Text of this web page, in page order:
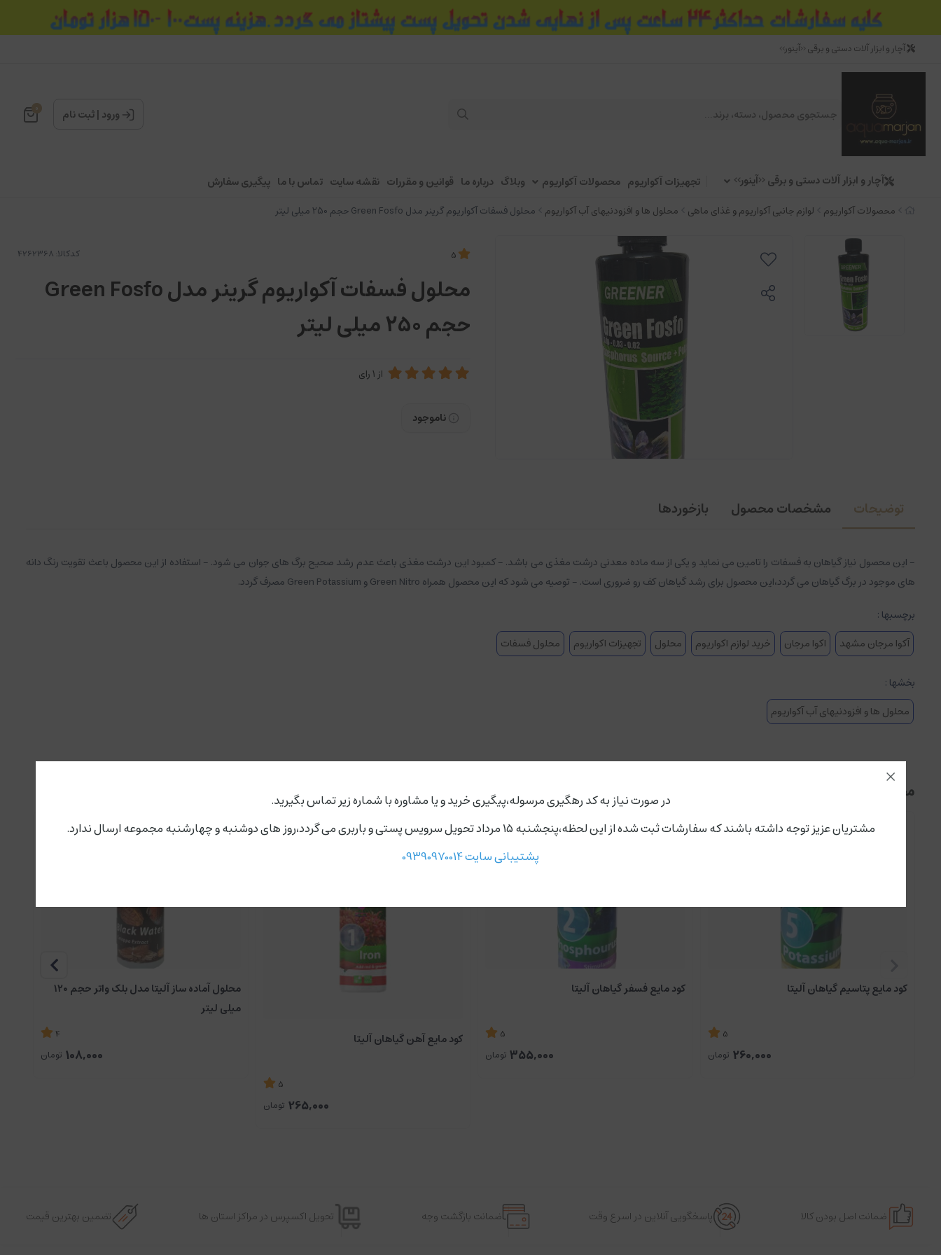
آچار و ابزار آلات دستی و برقی <<آینور>>
ورود |ثبت نام 0
آچار و ابزار آلات دستی و برقی <<آینور>> تجهیزات آکواریوم محصولات آکواریوم وبلاگ درباره ما قوانین و مقررات نقشه سایت تماس با ما پیگیری سفارش
محصولات آکواریوم لوازم جانبی آکواریوم و غذای ماهی محلول ها و افزودنیهای آب آکواریوم محلول فسفات آکواریوم گرینر مدل Green Fosfo حجم 250 میلی لیتر
کدکالا:
محلول فسفات آکواریوم گرینر مدل Green Fosfo
حجم 250 میلی لیتر
از1رای
ناموجود
توضیحات مشخصات محصول بازخوردها
- این محصول نیاز گیاهان به فسفات را تامین می نماید و یکی از سه ماده معدنی درشت مغذی می باشد. - کمبود این درشت مغذی باعث عدم رشد صحيح برگ های جوان می شود. - استفاده از این محصول باعث تقویت رنگ دانه
های موجود در برگ گیاهان می گردد،این محصول برای رشد گیاهان کف رو ضروری است. - توصیه می شود که این محصول همراه Green Nitro و Green Potassium مصرف گردد.
برچسبها :
آکوا مرجان مشهد
اکوا مرجان خرید لوازم اکواریوم محلول تجهیزات اکواریوم محلول فسفات
بخشها :
محلول ها و افزودنیهای آب آکواریوم
محصولات مرتبط
کود مایع پتاسیم گیاهان آلیتا
5
260,000 تومان
کود مایع فسفر گیاهان آلیتا
5
355,000 تومان
کود مایع آهن گیاهان آلیتا
5
265,000 تومان
محلول آماده ساز آلیتا مدل بلک واتر حجم ۱۲۰
میلی لیتر
4
108,000 تومان
ضمانت اصل بودن کالا پاسخگویی آنلاین در اسرع وقت ضمانت بازگشت وجه تحویل اکسپرس در مراکز استان ها تضمین بهترین قیمت
در صورت نیاز به کد رهگیری مرسوله،پیگیری خرید و یا مشاوره با شماره زیر تماس بگیرید.
مشتریان عزیز توجه داشته باشند که سفارشات ثبت شده از این لحظه،پنجشنبه ۱۵ مرداد تحویل سرویس پستی و باربری می گردد،روز های دوشنبه و چهارشنبه مجموعه ارسال ندارد.
پشتیبانی سایت 09390970014